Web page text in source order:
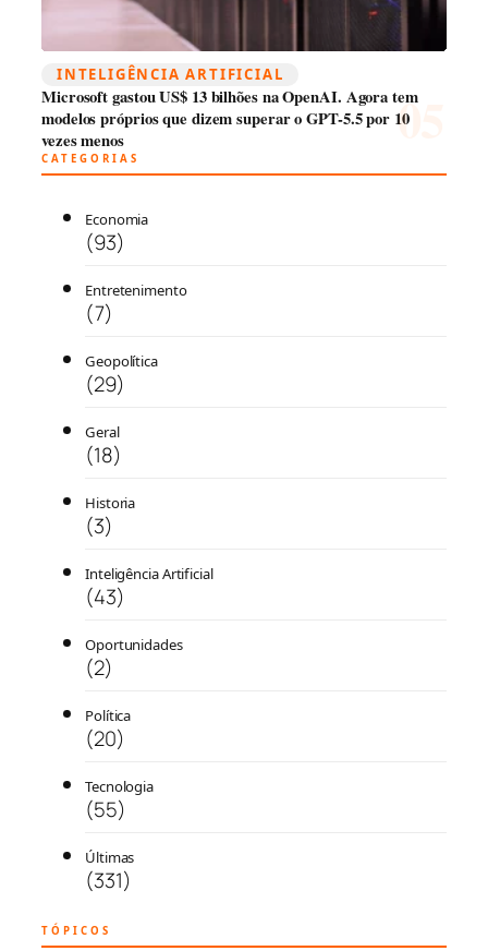
INTELIGÊNCIA ARTIFICIAL
Microsoft gastou US$ 13 bilhões na OpenAI. Agora tem
modelos próprios que dizem superar o GPT-5.5 por 10
vezes menos
CATEGORIAS
Economia
(93)
Entretenimento
(7)
Geopolítica
(29)
Geral
(18)
Historia
(3)
Inteligência Artificial
(43)
Oportunidades
(2)
Política
(20)
Tecnologia
(55)
Últimas
(331)
TÓPICOS